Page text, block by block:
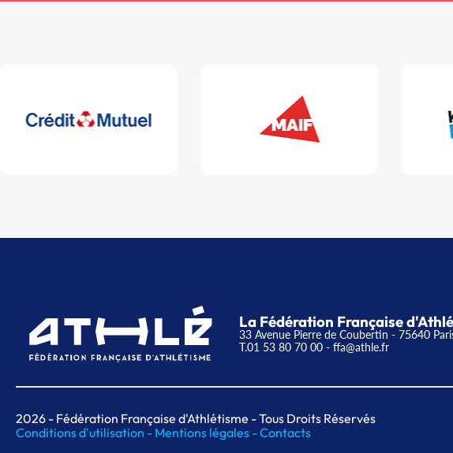
La Fédération Française
33 Avenue Pierre de Coubertin - 75640
T.01 53 80 70 00 - ffa@athle.fr
2026 - Fédération Française d'Athlétisme - Tous Droits Réservés
Conditions d'utilisation - Mentions légales -Contacts